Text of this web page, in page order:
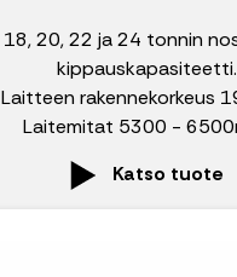
18, 20, 22 ja 24 tonnin
kippauskapasiteetti.
Laitteen rakennekorkeus
Laitemitat 5300 -
Katso tuote